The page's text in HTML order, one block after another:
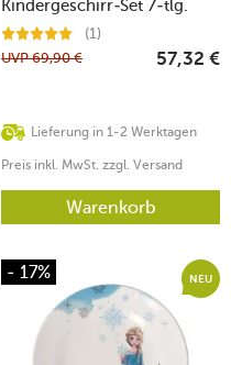
Kindergeschirr-Set 7-tlg.
(1)
Lieferung in 1-2 Werktagen
UVP69,90 € 57,32 €
Preis inkl. MwSt. zzgl. Versand
Warenkorb
- 17% NEU